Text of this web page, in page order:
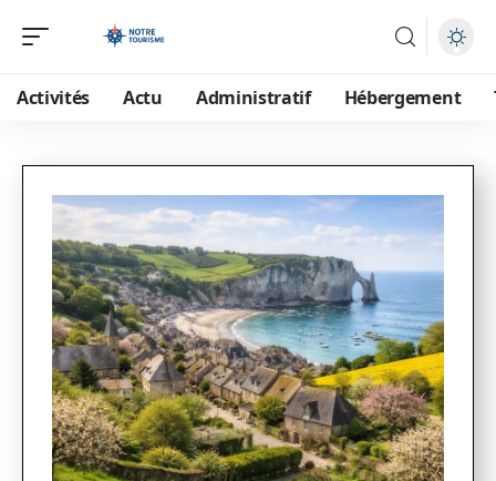
Activités Actu Administratif Hébergement